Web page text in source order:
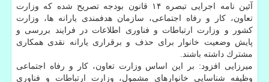
آئین نامه اجرایی تبصره ۱۴ قانون بودجه تصریح شده كه وزارت
تعاون، كار و رفاه اجتماعی، سازمان هدفمندی یارانه ها، وزارت
كشور و وزارت ارتباطات و فناوری اطلاعات در فرایند بررسی و
پایش وضعیت خانوار برای حذف و برقراری یارانه نقدی همكاری
مشترك داشته باشند.
میرزایی افزود: بر این اساس وزارت تعاون، كار و رفاه اجتماعی
وظیفه شناسایی خانوارهای مشمول، وزارت ارتباطات و فناوری